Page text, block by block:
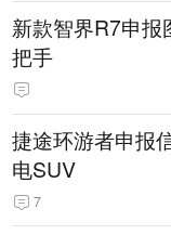
新款智界R7申报
把手
捷途环游者申报
电SUV
7